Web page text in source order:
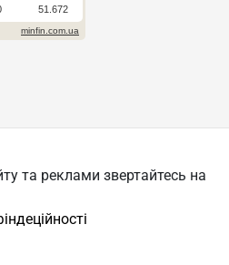
та реклами звертайтесь на